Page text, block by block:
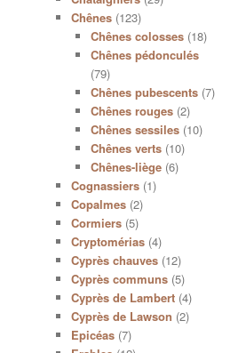
Chênes(123)
Chênes colosses (18)
Chênes pédonculés
(79)
Chênes pubescents (7)
Chênes rouges (2)
Chênes sessiles (10)
Chênes verts (10)
Chênes-liège (6)
Cognassiers(1)
Copalmes(2)
Cormiers(5)
Cryptomérias(4)
Cyprès chauves(12)
Cyprès communs(5)
Cyprès de Lambert(4)
Cyprès de Lawson (2)
Epicéas(7)